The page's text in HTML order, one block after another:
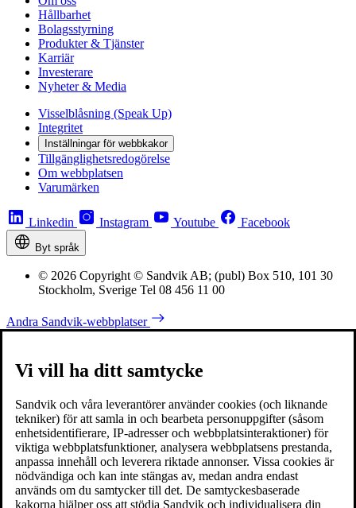
Hållbarhet
Bolagsstyrning
Produkter & Tjänster
Karriär
Investerare
Nyheter & Media
Visselblåsning (Speak Up)
Integritet
Inställningar för webbkakor
Tillgänglighetsredogörelse
Om webbplatsen
Varumärken
Linkedin Instagram Youtube Facebook
Byt språk
© 2026 Copyright © Sandvik AB; (publ) Box 510, 101 30
Stockholm, Sverige Tel 08 456 11 00
Andra Sandvik-webbplatser
Vi vill ha ditt samtycke
Sandvik och våra leverantörer använder cookies (och liknande
tekniker) för att samla in och bearbeta personuppgifter (såsom
enhetsidentifierare, IP-adresser och webbplatsinteraktioner) för
viktiga webbplatsfunktioner, analysera webbplatsens prestanda,
anpassa innehåll och leverera riktade annonser. Vissa cookies är
nödvändiga och kan inte stängas av, medan andra endast
används om du samtycker till det. De samtyckesbaserade
kakorna hjälper oss att stödja Sandvik och individualisera din